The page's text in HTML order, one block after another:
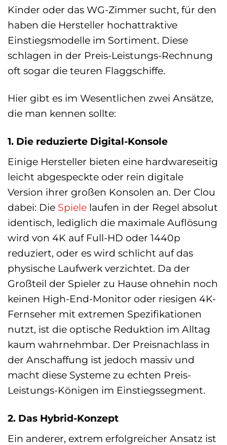
Kinder oder das WG-Zimmer sucht, für den
haben die Hersteller hochattraktive
Einstiegsmodelle im Sortiment. Diese
schlagen in der Preis-Leistungs-Rechnung
oft sogar die teuren Flaggschiffe.
Hier gibt es im Wesentlichen zwei Ansätze,
die man kennen sollte:
1. Die reduzierte Digital-Konsole
Einige Hersteller bieten eine hardwareseitig
leicht abgespeckte oder rein digitale
Version ihrer großen Konsolen an. Der Clou
dabei: Die Spiele laufen in der Regel absolut
identisch, lediglich die maximale Auflösung
wird von 4K auf Full-HD oder 1440p
reduziert, oder es wird schlicht auf das
physische Laufwerk verzichtet. Da der
Großteil der Spieler zu Hause ohnehin noch
keinen High-End-Monitor oder riesigen 4K-
Fernseher mit extremen Spezifikationen
nutzt, ist die optische Reduktion im Alltag
kaum wahrnehmbar. Der Preisnachlass in
der Anschaffung ist jedoch massiv und
macht diese Systeme zu echten Preis-
Leistungs-Königen im Einstiegssegment.
2. Das Hybrid-Konzept
Ein anderer, extrem erfolgreicher Ansatz ist